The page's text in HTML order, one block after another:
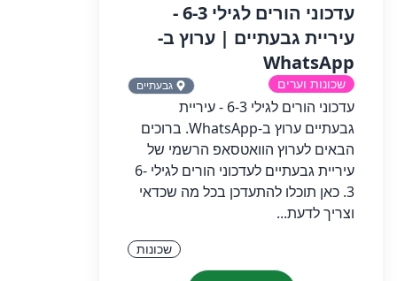
‏‏עדכוני הורים לגילי 6-3 -
עיריית גבעתיים‏ | ערוץ ב-
WhatsApp
שכונות וערים גבעתיים
‏‏עדכוני הורים לגילי 6-3 - עיריית
גבעתיים‏ ערוץ ב-WhatsApp.‏ ‏ברוכים
הבאים לערוץ הוואטסאפ הרשמי של
עיריית גבעתיים לעדכוני הורים לגילי 6-
3. כאן תוכלו להתעדכן בכל מה שכדאי
וצריך לדעת...
שכונות